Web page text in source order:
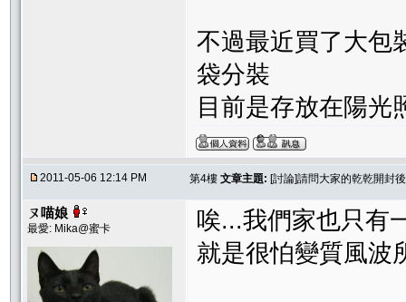
不過最近買了大包
袋分裝
目前是存放在陽光
2011-05-06 12:14 PM 第4樓 文章主題: [討論]請問大家的乾乾開封
ㄡ喵娘
最愛: Mika@蜜卡
唉...我們家也只有
就是很怕變質風波